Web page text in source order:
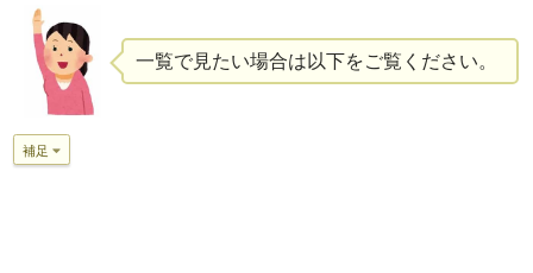
一覧で見たい場合は以下をご覧ください。
補足